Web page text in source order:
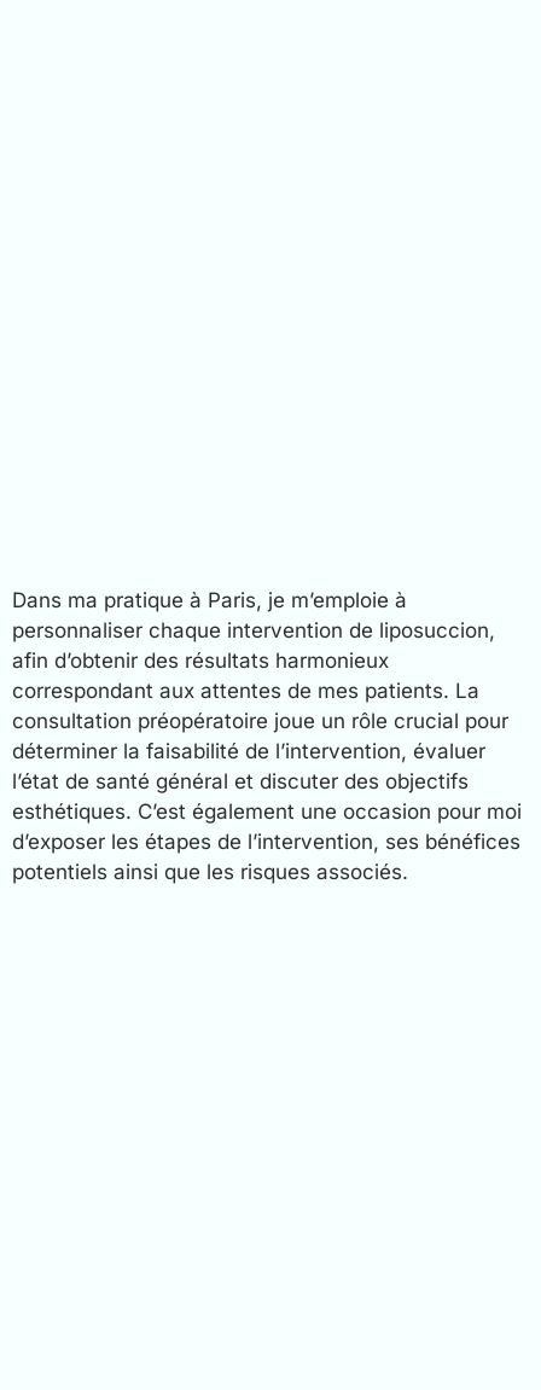
Dans ma pratique à Paris, je m’emploie à
personnaliser chaque intervention de liposuccion,
afin d’obtenir des résultats harmonieux
correspondant aux attentes de mes patients. La
consultation préopératoire joue un rôle crucial pour
déterminer la faisabilité de l’intervention, évaluer
l’état de santé général et discuter des objectifs
esthétiques. C’est également une occasion pour moi
d’exposer les étapes de l’intervention, ses bénéfices
potentiels ainsi que les risques associés.